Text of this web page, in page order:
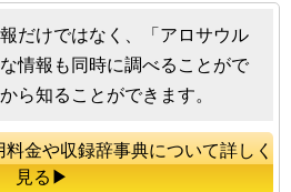
だけではなく、「アロサウル
情報も同時に調べることがで
ら知ることができます。
金や収録辞事典について詳しく
見る▶